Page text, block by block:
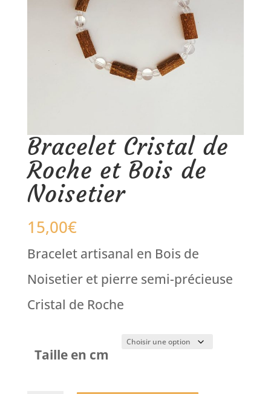
Bracelet Cristal de
Roche et Bois de
Noisetier
15,00€
Bracelet artisanal en Bois de
Noisetier et pierre semi-précieuse
Cristal de Roche
Taille en cm